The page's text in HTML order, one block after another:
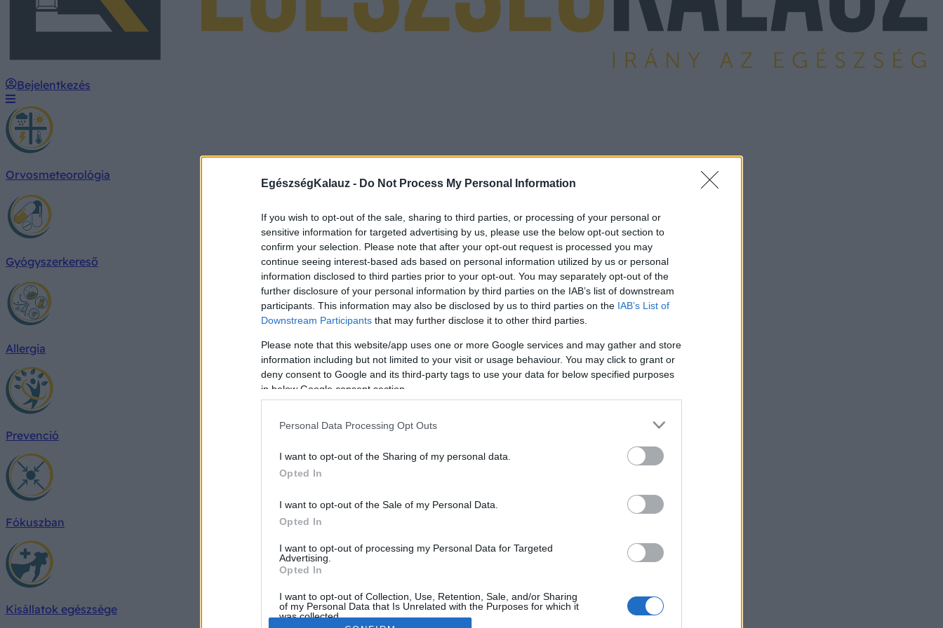
EgészségKalauz - Do Not Process My Personal Information
If you wish to opt-out of the sale, sharing to third parties, or processing of your personal or
sensitive information for targeted advertising by us, please use the below opt-out section to
confirm your selection. Please note that after your opt-out request is processed you may
continue seeing interest-based ads based on personal information utilized by us or personal
information disclosed to third parties prior to your opt-out. You may separately opt-out of the
further disclosure of your personal information by third parties on the IAB’s list of downstream
participants. This information may also be disclosed by us to third parties on the IAB’s List of
Downstream Participants that may further disclose it to other third parties.
Please note that this website/app uses one or more Google services and may gather and store
information including but not limited to your visit or usage behaviour. You may click to grant or
deny consent to Google and its third-party tags to use your data for below specified purposes
in below Google consent section.
Personal Data Processing Opt Outs
I want to opt-out of the Sharing of my personal data.
Opted In
I want to opt-out of the Sale of my Personal Data.
Opted In
I want to opt-out of processing my Personal Data for Targeted
Advertising.
Opted In
I want to opt-out of Collection, Use, Retention, Sale, and/or Sharing
of my Personal Data that Is Unrelated with the Purposes for which it
was collected.
Bejelentkezés
Orvosmeteorológia
Gyógyszerkereső
Allergia
Prevenció
Fókuszban
Kisállatok egészsége